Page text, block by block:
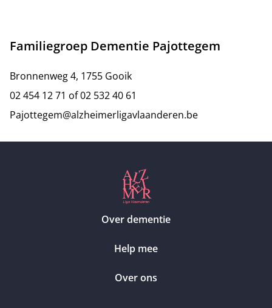
Familiegroep Dementie Pajottegem
Bronnenweg 4, 1755 Gooik
02 454 12 71 of 02 532 40 61
Pajottegem@alzheimerligavlaanderen.be
Over dementie
Help mee
Over ons